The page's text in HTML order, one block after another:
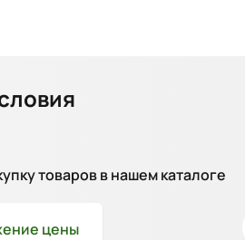
товаров в нашем каталоге
цены